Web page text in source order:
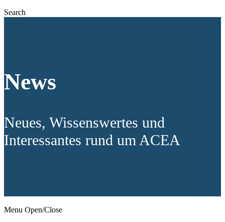
Search
News
Neues, Wissenswertes und
Interessantes rund um ACEA
Menu Open/Close